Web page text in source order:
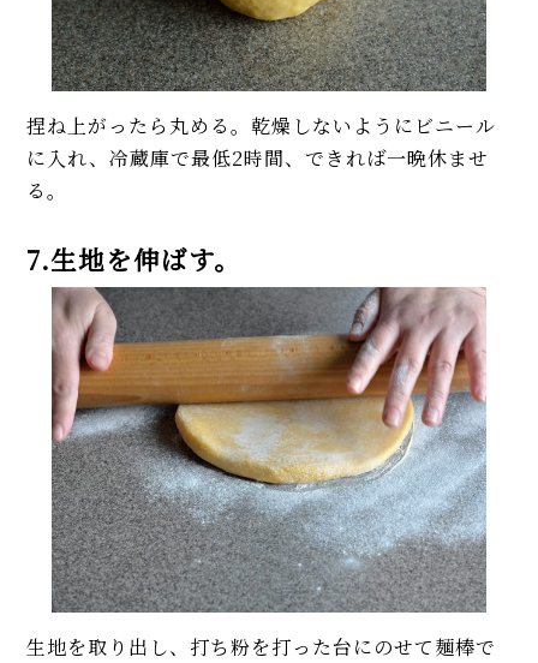
捏ね上がったら丸める。乾燥しないようにビニール
に入れ、冷蔵庫で最低2時間、できれば一晩休ませ
る。
7.生地を伸ばす。
生地を取り出し、打ち粉を打った台にのせて麺棒で